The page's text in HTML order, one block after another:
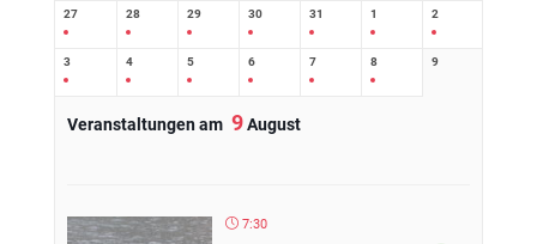
27 28 29 30 31 1 2
3 4 5 6 7 8 9
Veranstaltungen am 9August
7:30